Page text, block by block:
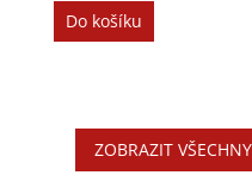
Do košíku
ZOBRAZIT